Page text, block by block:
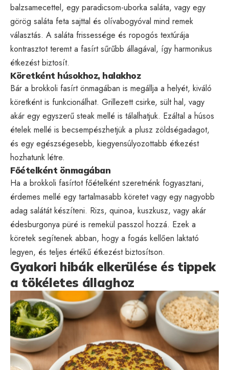
balzsamecettel, egy paradicsom-uborka saláta, vagy egy
görög saláta feta sajttal és olívabogyóval mind remek
választás. A saláta frissessége és ropogós textúrája
kontrasztot teremt a fasírt sűrűbb állagával, így harmonikus
étkezést biztosít.
Köretként húsokhoz, halakhoz
Bár a brokkoli fasírt önmagában is megállja a helyét, kiváló
köretként is funkcionálhat. Grillezett csirke, sült hal, vagy
akár egy egyszerű steak mellé is tálalhatjuk. Ezáltal a húsos
ételek mellé is becsempészhetjük a plusz zöldségadagot,
és egy egészségesebb, kiegyensúlyozottabb étkezést
hozhatunk létre.
Főételként önmagában
Ha a brokkoli fasírtot főételként szeretnénk fogyasztani,
érdemes mellé egy tartalmasabb köretet vagy egy nagyobb
adag salátát készíteni. Rizs, quinoa, kuszkusz, vagy akár
édesburgonya püré is remekül passzol hozzá. Ezek a
köretek segítenek abban, hogy a fogás kellően laktató
legyen, és teljes értékű étkezést biztosítson.
Gyakori hibák elkerülése és tippek
a tökéletes állaghoz